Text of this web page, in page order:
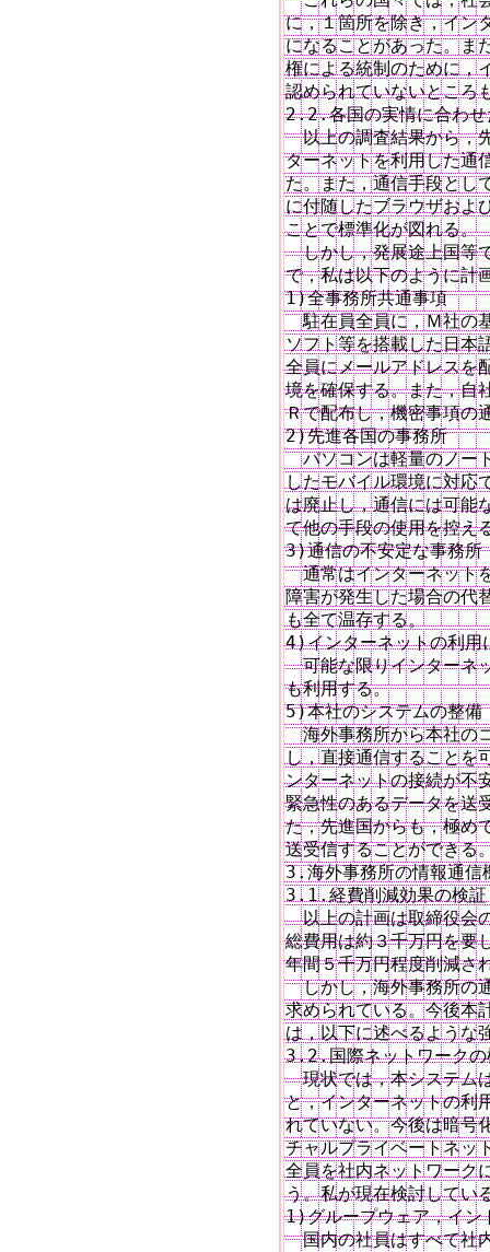
に，１箇所を除き，イン
になることがあった。ま
権による統制のために，
認められていないところ
2.2.各国の実情に合わせ
以上の調査結果から，
ターネットを利用した通
た。また，通信手段とし
に付随したブラウザおよ
ことで標準化が図れる。
しかし，発展途上国等
で，私は以下のように計
1)全事務所共通事項
駐在員全員に，Ｍ社の
ソフト等を搭載した日本
全員にメールアドレスを
境を確保する。また，自
Ｒで配布し，機密事項の
2)先進各国の事務所
パソコンは軽量のノー
したモバイル環境に対応
は廃止し，通信には可能
て他の手段の使用を控え
3)通信の不安定な事務所
通常はインターネット
障害が発生した場合の代
も全て温存する。
4)インターネットの利用
可能な限りインターネ
も利用する。　　　　
5)本社のシステムの整備
海外事務所から本社の
し，直接通信することを
ンターネットの接続が不
緊急性のあるデータを送
た，先進国からも，極め
送受信することができる
3.海外事務所の情報通信
3.1.経費削減効果の検証
以上の計画は取締役会
総費用は約３千万円を要
年間５千万円程度削減さ
しかし，海外事務所の
求められている。今後本
は，以下に述べるような
3.2.国際ネットワーク
現状では，本システム
と，インターネットの利
れていない。今後は暗号
チャルプライベートネッ
全員を社内ネットワーク
う。私が現在検討してい
1)グループウェア，イン
国内の社員はすべて社